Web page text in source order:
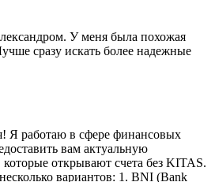
У меня была похожая
сразу искать более надежные
Я работаю в сфере финансовых
вам актуальную
открывают счета без KITAS.
вариантов: 1. BNI (Bank